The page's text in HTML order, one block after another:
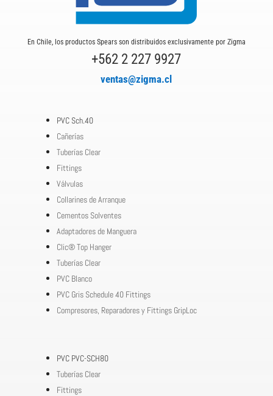
En Chile, los productos Spears son distribuidos exclusivamente por Zigma
+562 2 227 9927
ventas@zigma.cl
PVC Sch.40
Cañerías
Tuberías Clear
Fittings
Válvulas
Collarines de Arranque
Cementos Solventes
Adaptadores de Manguera
Clic® Top Hanger
Tuberías Clear
PVC Blanco
PVC Gris Schedule 40 Fittings
Compresores, Reparadores y Fittings GripLoc
PVC PVC-SCH80
Tuberías Clear
Fittings